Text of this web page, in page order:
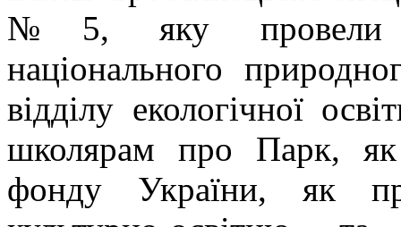
№5, яку провели
національного
відділу екологічної
школярам про Парк, як
фонду України, як